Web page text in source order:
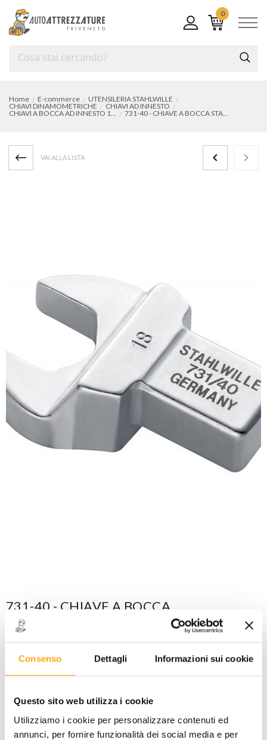
Consenso Dettagli Informazioni sui cookie
Questo sito web utilizza i cookie
Utilizziamo i cookie per personalizzare contenuti ed
annunci, per fornire funzionalità dei social media e per
0
Home E-commerce
UTENSILERIA STAHLWILLE
CHIAVI DINAMOMETRICHE
CHIAVI AD INNESTO
CHIAVI A BOCCA AD INNESTO 14 x 18
731-40 - CHIAVE A BOCCA STAMPATA mm 41
VAI ALLA LISTA
731-40 - CHIAVE A BOCCA
STAMPATA mm 41
Maggiori dettagli
92,08 + iva €55,00